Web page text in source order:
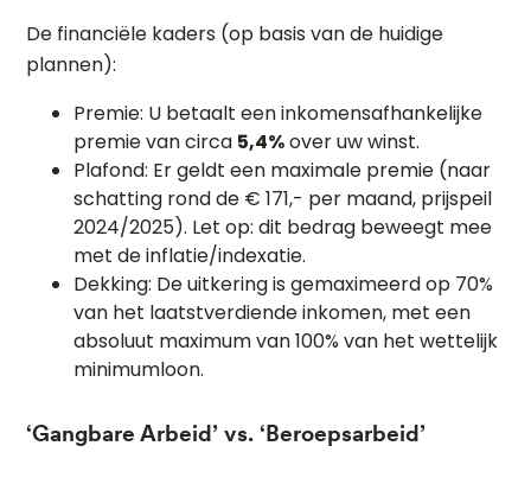
De financiële kaders (op basis van de huidige
plannen):
Premie: U betaalt een inkomensafhankelijke
premie van circa 5,4%over uw winst.
Plafond: Er geldt een maximale premie (naar
schatting rond de € 171,- per maand, prijspeil
2024/2025). Let op: dit bedrag beweegt mee
met de inflatie/indexatie.
Dekking: De uitkering is gemaximeerd op 70%
van het laatstverdiende inkomen, met een
absoluut maximum van 100% van het wettelijk
minimumloon.
‘Gangbare Arbeid’ vs. ‘Beroepsarbeid’